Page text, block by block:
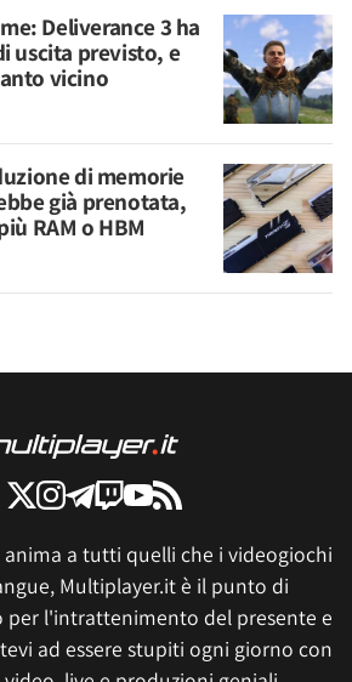
Deliverance 3 ha
uscita previsto, e
vicino
di memorie
già prenotata,
RAM o HBM
anima a tutti quelli che i videogiochi
Multiplayer.it è il punto di
l'intrattenimento del presente e
ad essere stupiti ogni giorno con